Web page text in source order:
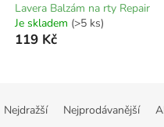
Lavera Balzám na rty Repair
Je skladem (>5 ks)
119 Kč
Nejdražší Nejprodávanější